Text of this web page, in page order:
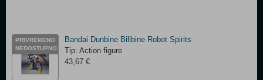
PRIVREMENO
NEDOSTUPNO
Bandai Dunbine Billbine Robot Spirits
Tip: Action figure
43,67 €